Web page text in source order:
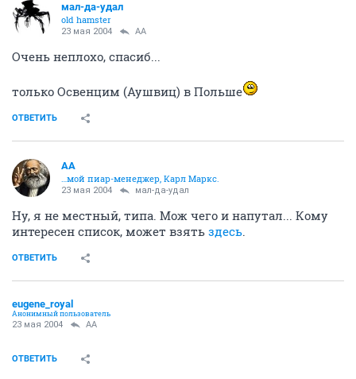
мал-да-удал
old hamster
23 мая 2004 AA
Очень неплохо, спасиб...
только Освенцим (Аушвиц) в Польше
ОТВЕТИТЬ
AA
…мой пиар-менеджер, Карл Маркс.
23 мая 2004 мал-да-удал
Ну, я не местный, типа. Мож чего и напутал... Кому
интересен список, может взять здесь.
ОТВЕТИТЬ
eugene_royal
Анонимный пользователь
23 мая 2004 AA
ОТВЕТИТЬ